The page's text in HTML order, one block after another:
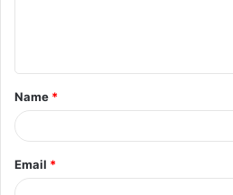
t
*
Name *
Email *